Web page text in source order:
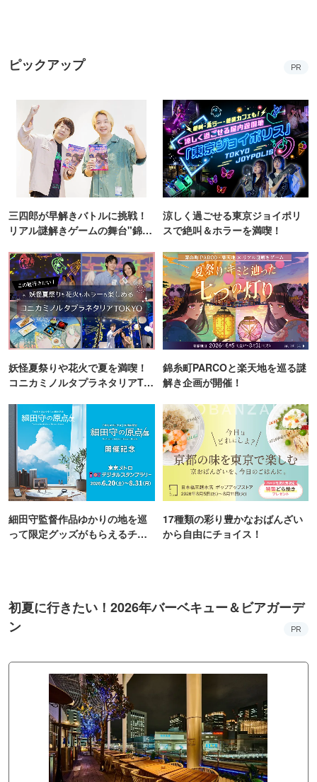
ピックアップ PR
三四郎が早解きバトルに挑戦！
リアル謎解きゲームの舞台"錦糸
涼しく過ごせる東京ジョイポリ
スで絶叫＆ホラーを満喫！
妖怪夏祭りや花火で夏を満喫！
コニカミノルタプラネタリアTO
錦糸町PARCOと楽天地を巡る謎
解き企画が開催！
細田守監督作品ゆかりの地を巡
って限定グッズがもらえるチャ
17種類の彩り豊かなおばんざい
から自由にチョイス！
初夏に行きたい！2026年バーベキュー＆ビアガーデ
ン
PR